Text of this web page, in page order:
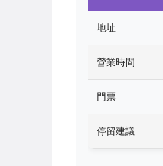
地址
營業時間
門票
停留建議